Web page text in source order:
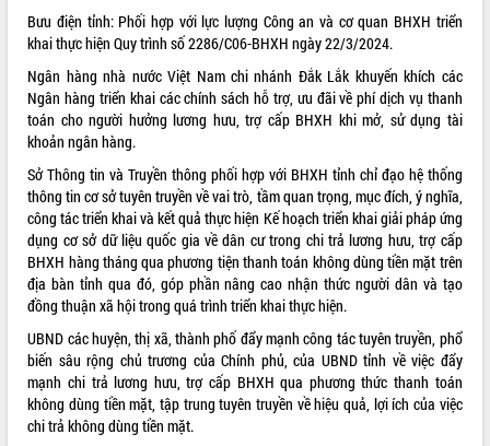
LIÊN KẾT WEB
THỐNG KÊ TRUY CẬP
Hôm nay: 3498
Tất cả: 66016238
Bưu điện tỉnh: Phối hợp với lực lượng Công an và cơ quan BHXH triển
khai thực hiện Quy trình số 2286/C06-BHXH ngày 22/3/2024.
Ngân hàng nhà nước Việt Nam chi nhánh Đắk Lắk khuyến khích các
Ngân hàng triển khai các chính sách hỗ trợ, ưu đãi về phí dịch vụ thanh
toán cho người hưởng lương hưu, trợ cấp BHXH khi mở, sử dụng tài
khoản ngân hàng.
Sở Thông tin và Truyền thông phối hợp với BHXH tỉnh chỉ đạo hệ thống
thông tin cơ sở tuyên truyền về vai trò, tầm quan trọng, mục đích, ý nghĩa,
công tác triển khai và kết quả thực hiện Kế hoạch triển khai giải pháp ứng
dụng cơ sở dữ liệu quốc gia về dân cư trong chi trả lương hưu, trợ cấp
BHXH hàng tháng qua phương tiện thanh toán không dùng tiền mặt trên
địa bàn tỉnh qua đó, góp phần nâng cao nhận thức người dân và tạo
đồng thuận xã hội trong quá trình triển khai thực hiện.
UBND các huyện, thị xã, thành phố đẩy mạnh công tác tuyên truyền, phổ
biến sâu rộng chủ trương của Chính phủ, của UBND tỉnh về việc đẩy
mạnh chi trả lương hưu, trợ cấp BHXH qua phương thức thanh toán
không dùng tiền mặt, tập trung tuyên truyền về hiệu quả, lợi ích của việc
chi trả không dùng tiền mặt.